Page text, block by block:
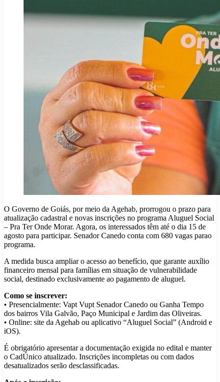
O Governo de Goiás, por meio da Agehab, prorrogou o prazo para
atualização cadastral e novas inscrições no programa Aluguel Social
– Pra Ter Onde Morar. Agora, os interessados têm até o dia 15 de
agosto para participar. Senador Canedo conta com 680 vagas parao
programa.
A medida busca ampliar o acesso ao benefício, que garante auxílio
financeiro mensal para famílias em situação de vulnerabilidade
social, destinado exclusivamente ao pagamento de aluguel.
Como se inscrever:
• Presencialmente: Vapt Vupt Senador Canedo ou Ganha Tempo
dos bairros Vila Galvão, Paço Municipal e Jardim das Oliveiras.
• Online: site da Agehab ou aplicativo “Aluguel Social” (Android e
iOS).
É obrigatório apresentar a documentação exigida no edital e manter
o CadÚnico atualizado. Inscrições incompletas ou com dados
desatualizados serão desclassificadas.